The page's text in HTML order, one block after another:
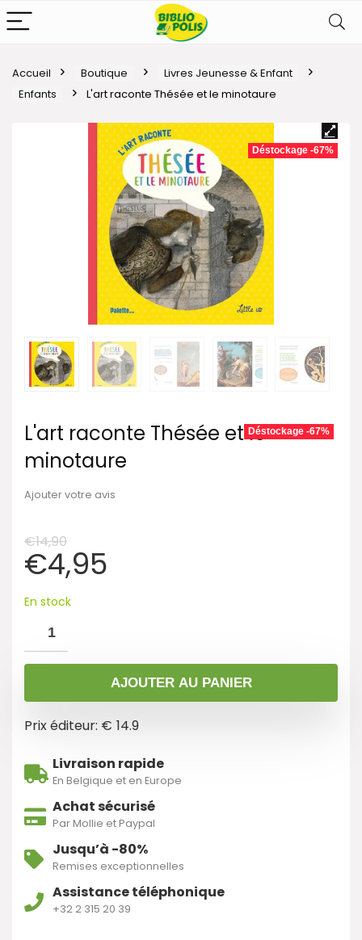
Accueil Boutique
Livres Jeunesse & Enfant
Enfants
L'art raconte Thésée et le minotaure
Déstockage -67%
L'art raconte Thésée et le
minotaure
Ajouter votre avis
€14,90
€4,95
Déstockage -67%
En stock
AJOUTER AU PANIER
Prix éditeur: € 14.9
Livraison rapide
En Belgique et en Europe
Achat sécurisé
Par Mollie et Paypal
Jusqu’à -80%
Remises exceptionnelles
Assistance téléphonique
+32 2 315 20 39